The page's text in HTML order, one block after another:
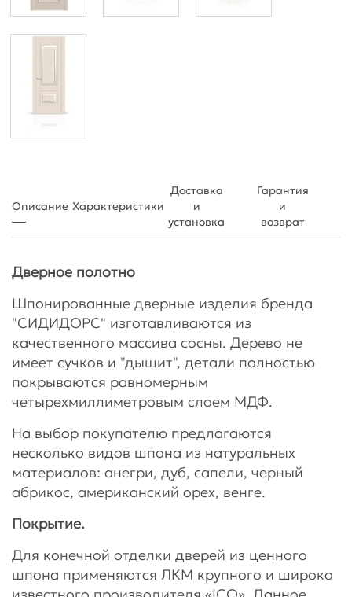
Описание Характеристики
Доставка
и
установка
Гарантия
и
возврат
Дверное полотно
Шпонированные дверные изделия бренда
"СИДИДОРС" изготавливаются из
качественного массива сосны. Дерево не
имеет сучков и "дышит", детали полностью
покрываются равномерным
четырехмиллиметровым слоем МДФ.
На выбор покупателю предлагаются
несколько видов шпона из натуральных
материалов: анегри, дуб, сапели, черный
абрикос, американский орех, венге.
Покрытие.
Для конечной отделки дверей из ценного
шпона применяются ЛКМ крупного и широко